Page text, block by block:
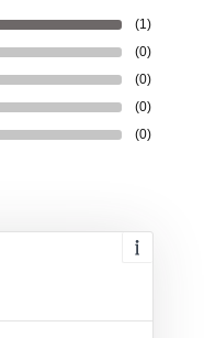
(1)
(0)
(0)
(0)
(0)